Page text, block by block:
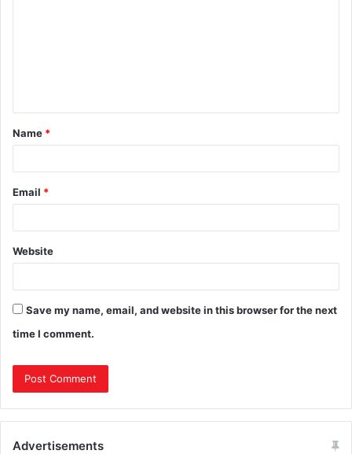
Name *
Email *
Website
Save my name, email, and website in this browser for the next
time I comment.
Advertisements